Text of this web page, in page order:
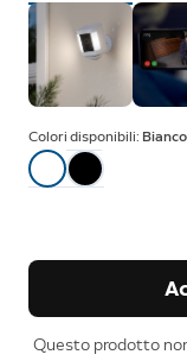
Colori disponibili: Bianco
Questo prodotto